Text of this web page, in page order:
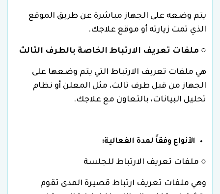
يتم وضعه على الجهاز مباشرة عن طريق الموقع
الذي تمت زيارته أو موقع علاجك.
○ ملفات تعريف الارتباط الخاصة بالطرف الثالث
هي ملفات تعريف الارتباط التي يتم وضعها على
الجهاز من قبل طرف ثالث، مثل المعلن أو نظام
تحليل البيانات، بالتعاون مع علاجك.
الأنواع وفقاً لمدة الفعالية:
○ ملفات تعريف الارتباط للجلسة
وهي ملفات تعريف ارتباط قصيرة المدى تقوم